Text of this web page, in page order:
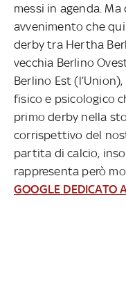
messi in agenda. Ma
avvenimento che
derby tra Hertha
vecchia Berlino
Berlino Est
fisico e psicologico
primo derby nella
corrispettivo del
partita di calcio,
rappresenta però
GOOGLE DEDICATO